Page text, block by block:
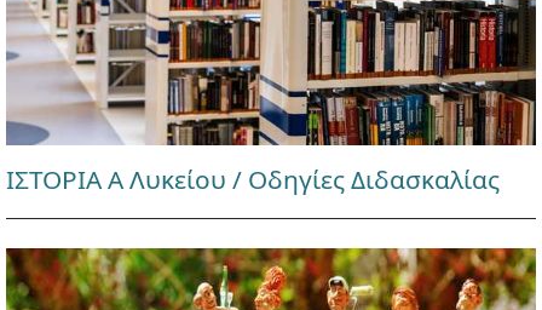
ΙΣΤΟΡΙΑ Α Λυκείου / Οδηγίες Διδασκαλίας